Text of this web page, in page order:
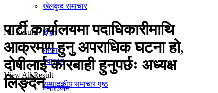
खेलकुद समाचार
शिक्षा
स्वास्थ्य
मनाेरञ्जन
घटना
सम्पादकीय समाचार पृष्ठ
No Result
View All Result
पार्टी कार्यालयमा पदाधिकारीमाथि
आक्रमण हुनु अपराधिक घटना हो,
दोषीलाई कारबाही हुनुपर्छः अध्यक्ष
लिङ्देन